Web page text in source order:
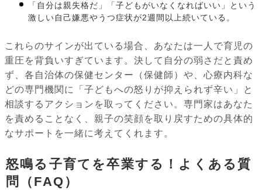
「自分は親失格だ」「子どもがいなくなればいい」という
激しい自己嫌悪やうつ症状が2週間以上続いている。
これらのサインが出ている場合、あなたは一人で育児の
重圧を背負いすぎています。決して自分の弱さだと責め
ず、各自治体の保健センター（保健師）や、心療内科な
どの専門機関に「子どもへの怒りが抑えられず辛い」と
相談するアクションを取ってください。専門家はあなた
を責めることなく、親子の笑顔を取り戻すための具体的
なサポートを一緒に考えてくれます。
怒鳴る子育てを卒業する！よくある質
問（FAQ）